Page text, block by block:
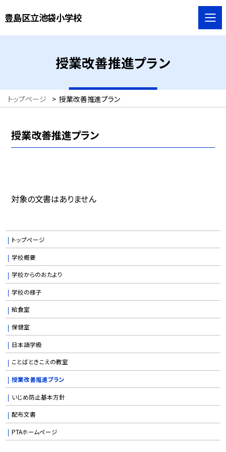
豊島区立池袋小学校
授業改善推進プラン
トップページ > 授業改善推進プラン
授業改善推進プラン
対象の文書はありません
トップページ
学校概要
学校からのおたより
学校の様子
給食室
保健室
日本語学級
ことばときこえの教室
授業改善推進プラン
いじめ防止基本方針
配布文書
PTAホームページ